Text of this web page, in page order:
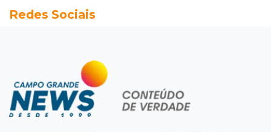
MS terá chuvas isoladas, calor de 37ºC e
Jogo Aberto
Na fila do banco, ex-deputado faz campanha
pra prefeitura
Redes Sociais